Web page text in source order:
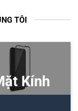
TÔI
Kính